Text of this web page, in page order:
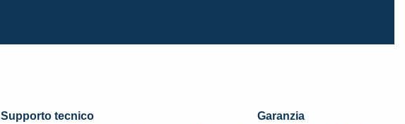
Supporto tecnico
Garanzia